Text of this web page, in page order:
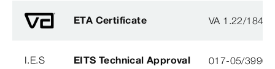
ETA Certificate VA 1.22/18407
I.E.S EITS Technical Approval 017-05/3990-